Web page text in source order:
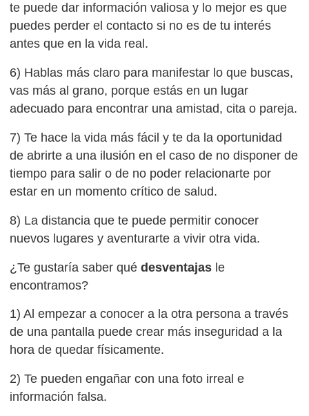
te puede dar información valiosa y lo mejor es que
puedes perder el contacto si no es de tu interés
antes que en la vida real.
6) Hablas más claro para manifestar lo que buscas,
vas más al grano, porque estás en un lugar
adecuado para encontrar una amistad, cita o pareja.
7) Te hace la vida más fácil y te da la oportunidad
de abrirte a una ilusión en el caso de no disponer de
tiempo para salir o de no poder relacionarte por
estar en un momento crítico de salud.
8) La distancia que te puede permitir conocer
nuevos lugares y aventurarte a vivir otra vida.
¿Te gustaría saber quédesventajas le
encontramos?
1) Al empezar a conocer a la otra persona a través
de una pantalla puede crear más inseguridad a la
hora de quedar físicamente.
2) Te pueden engañar con una foto irreal e
información falsa.